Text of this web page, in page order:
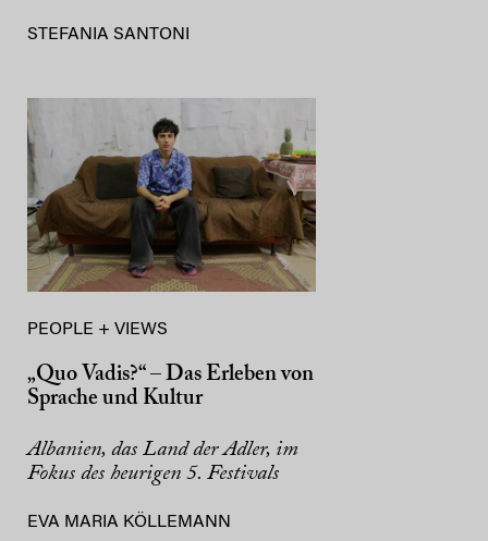
STEFANIA SANTONI
PEOPLE + VIEWS
„Quo Vadis?“ – Das Erleben von
Sprache und Kultur
Albanien, das Land der Adler, im
Fokus des heurigen 5. Festivals
EVA MARIA KÖLLEMANN